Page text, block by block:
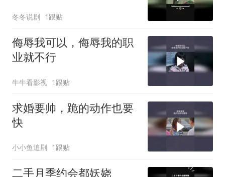
冬冬说剧 1跟贴
侮辱我可以，侮辱我的职
业就不行
牛牛看影视 1跟贴
求婚要帅，跪的动作也要
快
小小鱼追剧 1跟贴
二手月季约会都妖娆